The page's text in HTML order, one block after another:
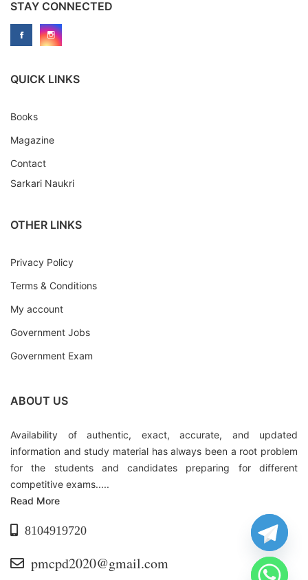
STAY CONNECTED
QUICK LINKS
Books
Magazine
Contact
Sarkari Naukri
OTHER LINKS
Privacy Policy
Terms & Conditions
My account
Government Jobs
Government Exam
ABOUT US
Availability of authentic, exact, accurate, and updated
information and study material has always been a root problem
for the students and candidates preparing for different
competitive exams.....
Read More
8104919720
pmcpd2020@gmail.com